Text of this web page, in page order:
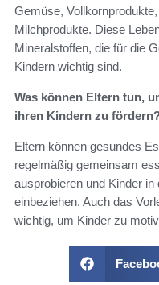
Gemüse,
Milchprodukte. Diese
Mineralstoffen, die für die
Kindern wichtig sind.
Was können Eltern tun,
ihren Kindern zu
Eltern können gesundes
regelmäßig gemeinsam
ausprobieren und Kinder
einbeziehen. Auch das
wichtig, um Kinder zu